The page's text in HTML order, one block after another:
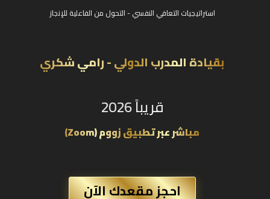
استراتيجيات التعافي النفسي - التحول من الفاعلية للإنجاز
بقيادة المدرب الدولي - رامي شكري
قريباً 2026
مباشر عبر تطبيق زووم (Zoom)
احجز مقعدك الآن